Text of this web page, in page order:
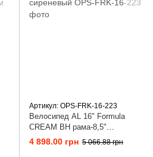
Артикул: OPS-FRK-16-223
Велосипед AL 16" Formula
CREAM BH рама-8,5"
сиреневый
4 898.00 грн 5 066.88 грн